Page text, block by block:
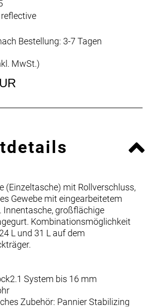
Bestellung: 3-7 Tagen
MwSt.)
(Einzeltasche) mit Rollverschluss,
Gewebe mit eingearbeitetem
Innentasche, großflächige
Kombinationsmöglichkeit
L und 31 L auf dem
System bis 16 mm
Zubehör: Pannier Stabilizing